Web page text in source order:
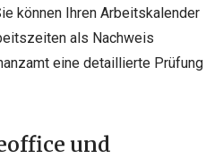
können Ihren Arbeitskalender
als Nachweis
eine detaillierte Prüfung
und